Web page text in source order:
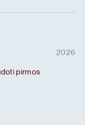
2026
pirmos